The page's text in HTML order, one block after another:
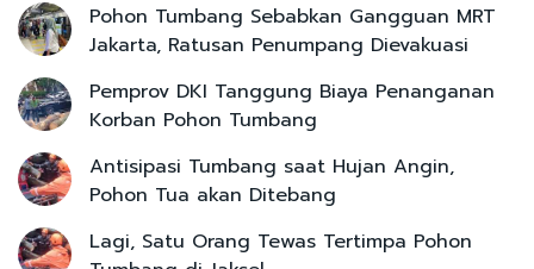
Pohon Tumbang Sebabkan Gangguan MRT
Jakarta, Ratusan Penumpang Dievakuasi
Pemprov DKI Tanggung Biaya Penanganan
Korban Pohon Tumbang
Antisipasi Tumbang saat Hujan Angin,
Pohon Tua akan Ditebang
Lagi, Satu Orang Tewas Tertimpa Pohon